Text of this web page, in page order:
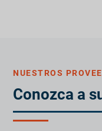
NUESTROS
Conozca a